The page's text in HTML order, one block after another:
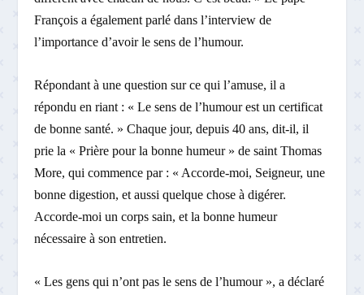
François a également parlé dans l’interview de
l’importance d’avoir le sens de l’humour.
Répondant à une question sur ce qui l’amuse, il a
répondu en riant : « Le sens de l’humour est un certificat
de bonne santé. » Chaque jour, depuis 40 ans, dit-il, il
prie la « Prière pour la bonne humeur » de saint Thomas
More, qui commence par : « Accorde-moi, Seigneur, une
bonne digestion, et aussi quelque chose à digérer.
Accorde-moi un corps sain, et la bonne humeur
nécessaire à son entretien.
« Les gens qui n’ont pas le sens de l’humour », a déclaré